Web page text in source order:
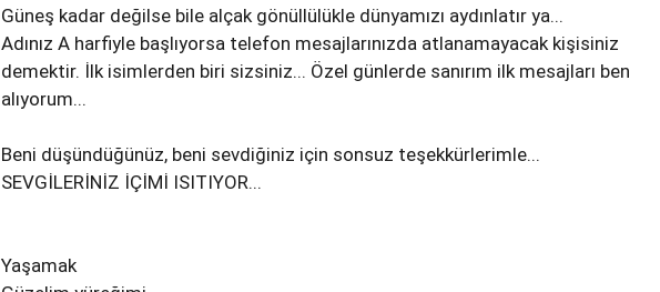
Güneş kadar değilse bile alçak gönüllülükle dünyamızı aydınlatır ya...
Adınız A harfiyle başlıyorsa telefon mesajlarınızda atlanamayacak kişisiniz
demektir. İlk isimlerden biri sizsiniz... Özel günlerde sanırım ilk mesajları ben
alıyorum...
Beni düşündüğünüz, beni sevdiğiniz için sonsuz teşekkürlerimle...
SEVGİLERİNİZ İÇİMİ ISITIYOR...
Yaşamak